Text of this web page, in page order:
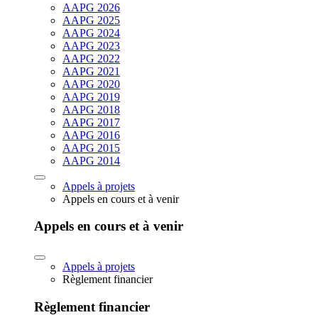
AAPG 2026
AAPG 2025
AAPG 2024
AAPG 2023
AAPG 2022
AAPG 2021
AAPG 2020
AAPG 2019
AAPG 2018
AAPG 2017
AAPG 2016
AAPG 2015
AAPG 2014
Appels à projets
Appels en cours et à venir
Appels en cours et à venir
Appels à projets
Règlement financier
Règlement financier